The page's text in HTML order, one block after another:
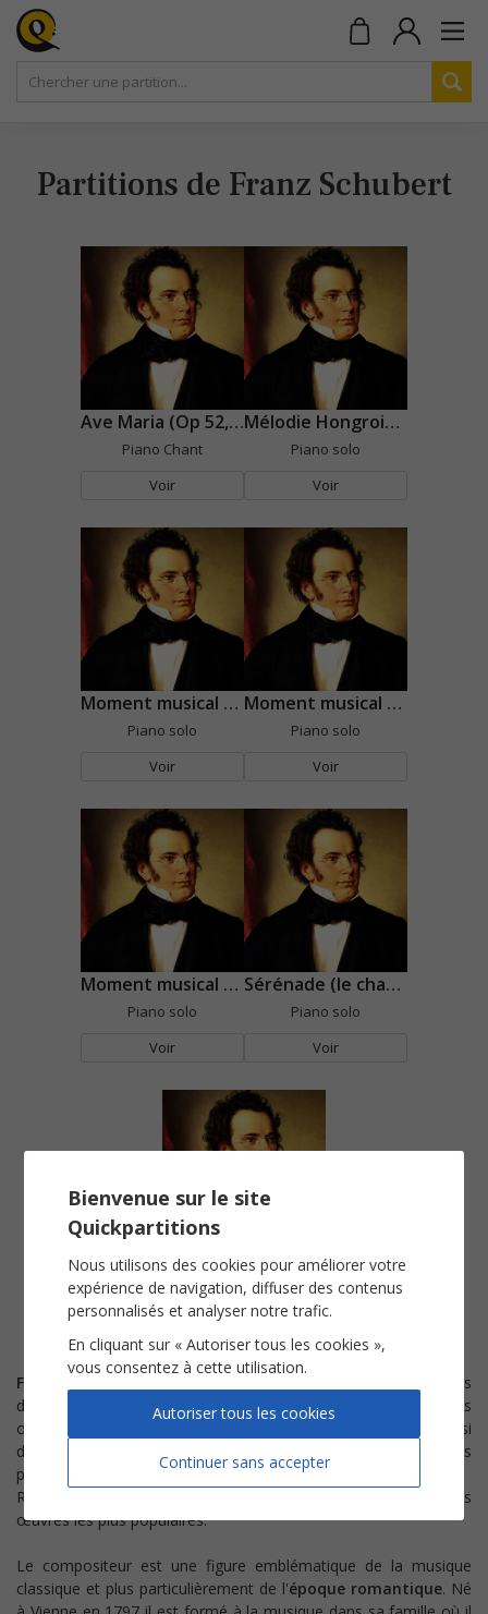
Partitions de Franz Schubert
Franz Schubert
est l'un des compositeurs les plus prolifiques
du XIXe siècle. Son répertoire compte principalement des
œuvres pour
mais on dénombre aussi
des compositions pour
et des chants
pour
Retrouvez ci-dessous les
de quelques une de ses
œuvres les plus populaires.
Le compositeur est une figure emblématique de la musique
classique et plus particulièrement de l'époque romantique. Né
Ave Maria (Op 52, n°6)
Piano Chant
Voir
Mélodie Hongroise (Sonate D817)
Piano solo
Voir
Moment musical n°1
Piano solo
Voir
Moment musical n°3
Piano solo
Voir
Moment musical n°5
Piano solo
Voir
Sérénade (le chant du cygne)
Piano solo
Voir
Valse en Si mineur
Piano solo
Bienvenue sur le site
Quickpartitions
Nous utilisons des cookies pour améliorer votre
expérience de navigation, diffuser des contenus
personnalisés et analyser notre trafic.
En cliquant sur « Autoriser tous les cookies »,
vous consentez à cette utilisation.
Continuer sans accepter
Autoriser tous les cookies